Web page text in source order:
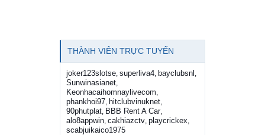
THÀNH VIÊN TRỰC TUYẾN
joker123slotse superliva4 bayclubsnl
Sunwinasianet
Keonhacaihomnaylivecom
phankhoi97 hitclubvinuknet
90phutplat BBB Rent A Car,
alo8appwin cakhiazctv playcrickex
scabjuikaico1975